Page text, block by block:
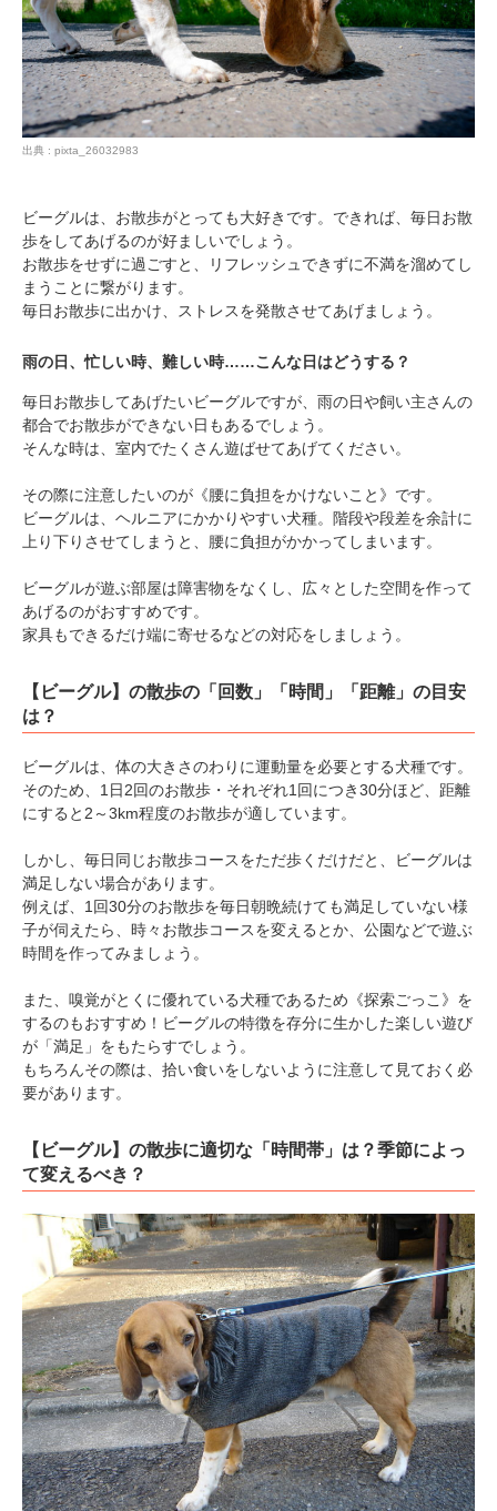
出典 : pixta_26032983
ビーグルは、お散歩がとっても大好きです。できれば、毎日お散
歩をしてあげるのが好ましいでしょう。
お散歩をせずに過ごすと、リフレッシュできずに不満を溜めてし
まうことに繋がります。
毎日お散歩に出かけ、ストレスを発散させてあげましょう。
雨の日、忙しい時、難しい時……こんな日はどうする？
毎日お散歩してあげたいビーグルですが、雨の日や飼い主さんの
都合でお散歩ができない日もあるでしょう。
そんな時は、室内でたくさん遊ばせてあげてください。
その際に注意したいのが《腰に負担をかけないこと》です。
ビーグルは、ヘルニアにかかりやすい犬種。階段や段差を余計に
上り下りさせてしまうと、腰に負担がかかってしまいます。
ビーグルが遊ぶ部屋は障害物をなくし、広々とした空間を作って
あげるのがおすすめです。
家具もできるだけ端に寄せるなどの対応をしましょう。
【ビーグル】の散歩の「回数」「時間」「距離」の目安
は？
ビーグルは、体の大きさのわりに運動量を必要とする犬種です。
そのため、1日2回のお散歩・それぞれ1回につき30分ほど、距離
にすると2～3km程度のお散歩が適しています。
しかし、毎日同じお散歩コースをただ歩くだけだと、ビーグルは
満足しない場合があります。
例えば、1回30分のお散歩を毎日朝晩続けても満足していない様
子が伺えたら、時々お散歩コースを変えるとか、公園などで遊ぶ
時間を作ってみましょう。
また、嗅覚がとくに優れている犬種であるため《探索ごっこ》を
するのもおすすめ！ビーグルの特徴を存分に生かした楽しい遊び
が「満足」をもたらすでしょう。
もちろんその際は、拾い食いをしないように注意して見ておく必
要があります。
【ビーグル】の散歩に適切な「時間帯」は？季節によっ
て変えるべき？